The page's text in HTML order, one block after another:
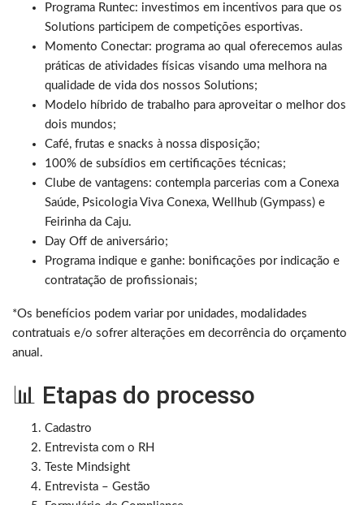
Programa Runtec: investimos em incentivos para que os
Solutions participem de competições esportivas.
Momento Conectar: programa ao qual oferecemos aulas
práticas de atividades físicas visando uma melhora na
qualidade de vida dos nossos Solutions;
Modelo híbrido de trabalho para aproveitar o melhor dos
dois mundos;
Café, frutas e snacks à nossa disposição;
100% de subsídios em certificações técnicas;
Clube de vantagens: contempla parcerias com a Conexa
Saúde, Psicologia Viva Conexa, Wellhub (Gympass) e
Feirinha da Caju.
Day Off de aniversário;
Programa indique e ganhe: bonificações por indicação e
contratação de profissionais;
*Os benefícios podem variar por unidades, modalidades
contratuais e/o sofrer alterações em decorrência do orçamento
anual.
📊 Etapas do processo
Cadastro
Entrevista com o RH
Teste Mindsight
Entrevista – Gestão